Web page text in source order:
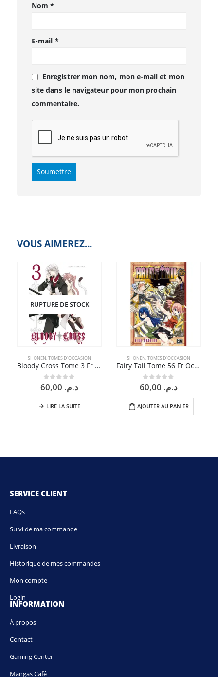
Nom*
E-mail *
Enregistrer mon nom, mon e-mail et mon
site dans le navigateur pour mon prochain
commentaire.
VOUS AIMEREZ...
RUPTURE DE STOCK
SHONEN,TOMES D'OCCASION
Bloody Cross Tome 3 Fr Occasion
0sur 5د.م.
LIRE LA SUITE
SHONEN,TOMES D'OCCASION
Fairy Tail Tome 56 Fr Occasion
0sur 5د.م.
AJOUTER AU PANIER
SERVICE CLIENT
FAQs
Suivi de ma commande
Livraison
Historique de mes commandes
Mon compte
Login
INFORMATION
À propos
Contact
Gaming Center
Mangas Café